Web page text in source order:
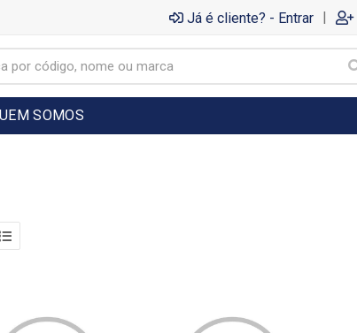
Já é cliente? - Entrar |
SOMOS